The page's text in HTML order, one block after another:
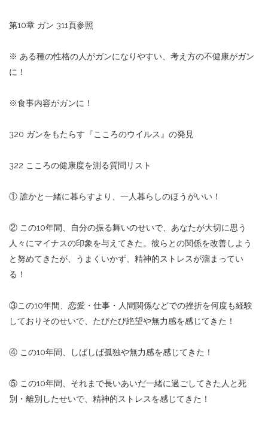
第10章 ガン 311頁参照
※ ある種の性格の人がガンになりやすい、考え方の不健康がガン
に！
※食事内容がガンに！
320 ガンをもたらす『こころのウイルス』の発見
322 こころの健康度を測る質問リスト
① 誰かと一緒に暮らすより、一人暮らしのほうがいい！
② この10年間、自分の振る舞いのせいで、あなたが大切に思う
人々にマイナスの印象を与えてきた。彼らとの関係を改善しよう
と努めてきたが、うまくいかず、精神的ストレスが溜まってい
る！
③この10年間、恋愛・仕事・人間関係などでの挫折を何度も経験
しておりそのせいで、たびたび絶望や無力感を感じてきた！
④ この10年間、しばしば孤独や無力感を感じてきた！
⑤ この10年間、それまで長いあいだ一緒に過ごしてきた人と死
別・離別したせいで、精神的ストレスを感じてきた！